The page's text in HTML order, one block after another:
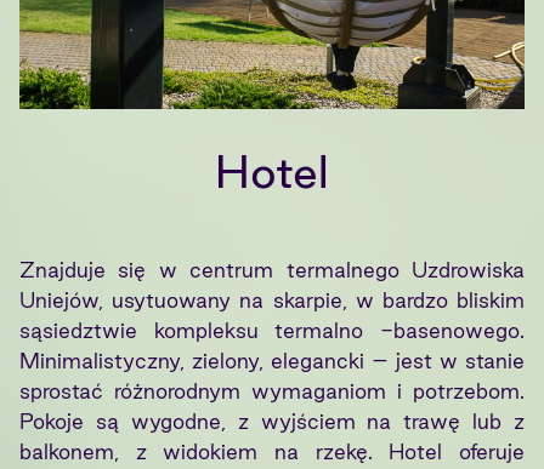
Hotel
Znajduje się w centrum termalnego Uzdrowiska
Uniejów, usytuowany na skarpie, w bardzo bliskim
sąsiedztwie kompleksu termalno -basenowego.
Minimalistyczny, zielony, elegancki – jest w stanie
sprostać różnorodnym wymaganiom i potrzebom.
Pokoje są wygodne, z wyjściem na trawę lub z
balkonem, z widokiem na rzekę. Hotel oferuje